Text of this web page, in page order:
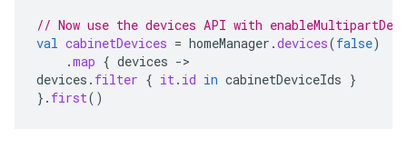
// Now use the devices API with
val cabinetDevices = homeManager .devices(false)
.map { devices ->
devices . filter { it. id in cabinetDeviceIds }
}. first()